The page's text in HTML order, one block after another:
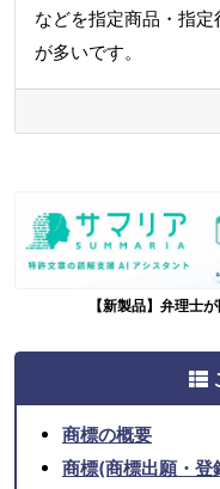
などを指定商品・指
が多いです。
【新製品】弁理士
商標の概要
商標(商標出願・登